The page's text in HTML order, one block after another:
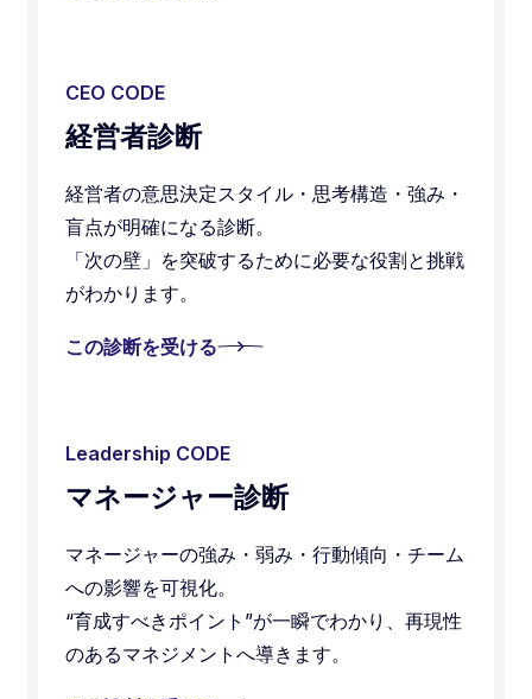
CEO CODE
経営者診断
経営者の意思決定スタイル・思考構造・強み・
盲点が明確になる診断。
「次の壁」を突破するために必要な役割と挑戦
がわかります。
この診断を受ける
Leadership CODE
マネージャー診断
マネージャーの強み・弱み・行動傾向・チーム
への影響を可視化。
“育成すべきポイント”が一瞬でわかり、再現性
のあるマネジメントへ導きます。